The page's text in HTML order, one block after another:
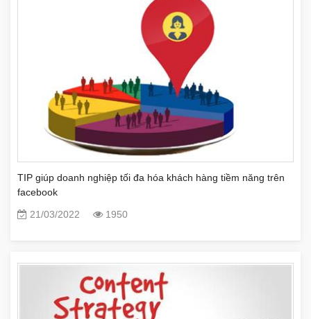
TIP giúp doanh nghiệp tối đa hóa khách hàng tiềm năng trên
facebook
21/03/2022
1950